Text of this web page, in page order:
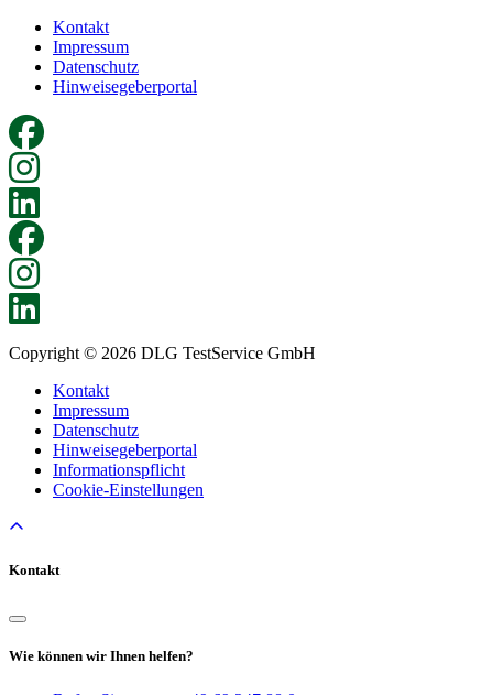
Kontakt
Impressum
Datenschutz
Hinweisegeberportal
Copyright © 2026 DLG TestService GmbH
Kontakt
Impressum
Datenschutz
Hinweisegeberportal
Informationspflicht
Cookie-Einstellungen
Kontakt
Wie können wir Ihnen helfen?